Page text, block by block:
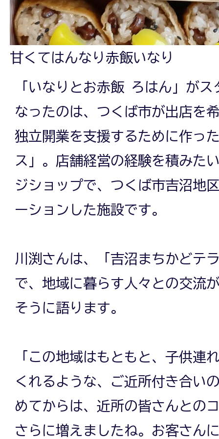
甘くてはんなり赤飯いなり
「いなりとお赤飯 ろはん」が
なったのは、つくば市が出店を
独立開業を支援するために作っ
ス」。店舗経営の経験を積みた
ジショップで、つくば市吉沼地
ーションした施設です。
川渕さんは、「吉沼まちかどテ
で、地域に暮らす人々との交流
そうに語ります。
「この地域はもともと、子供連
くれるような、ご近所付き合い
めてからは、近所の皆さんとの
さらに増えましたね。お客さん